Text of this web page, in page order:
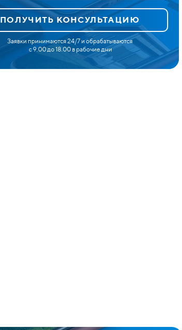
ПОЛУЧИТЬ КОНСУЛЬТАЦИЮ
Заявки принимаются 24/7 и обрабатываются
с 9.00 до 18.00 в рабочие дни